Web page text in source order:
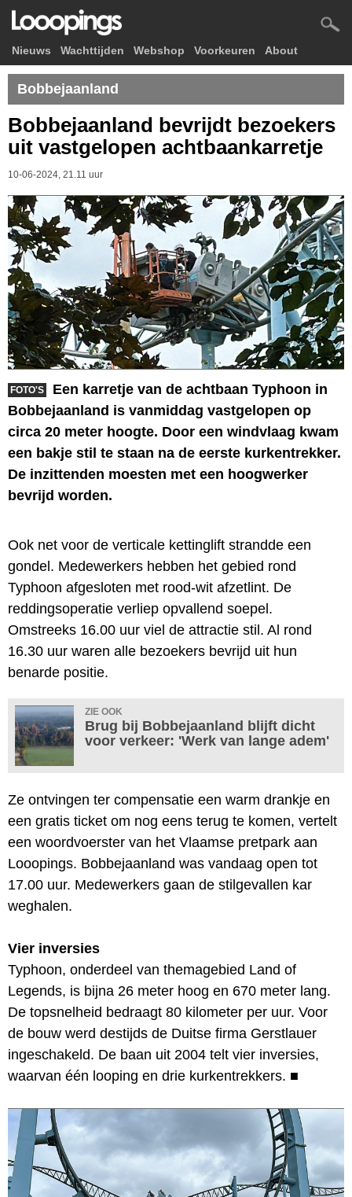
Nieuws Wachttijden Webshop Voorkeuren About
Bobbejaanland
Bobbejaanland bevrijdt bezoekers
uit vastgelopen achtbaankarretje
10-06-2024, 21.11 uur
FOTO'S
Een karretje van de achtbaan Typhoon in
Bobbejaanland is vanmiddag vastgelopen op
circa 20 meter hoogte. Door een windvlaag kwam
een bakje stil te staan na de eerste kurkentrekker.
De inzittenden moesten met een hoogwerker
bevrijd worden.
Ook net voor de verticale kettinglift strandde een
gondel. Medewerkers hebben het gebied rond
Typhoon afgesloten met rood-wit afzetlint. De
reddingsoperatie verliep opvallend soepel.
Omstreeks 16.00 uur viel de attractie stil. Al rond
16.30 uur waren alle bezoekers bevrijd uit hun
benarde positie.
ZIE OOK
Brug bij Bobbejaanland blijft dicht
voor verkeer: 'Werk van lange adem'
Ze ontvingen ter compensatie een warm drankje en
een gratis ticket om nog eens terug te komen, vertelt
een woordvoerster van het Vlaamse pretpark aan
Looopings. Bobbejaanland was vandaag open tot
17.00 uur. Medewerkers gaan de stilgevallen kar
weghalen.
Vier inversies
Typhoon, onderdeel van themagebied Land of
Legends, is bijna 26 meter hoog en 670 meter lang.
De topsnelheid bedraagt 80 kilometer per uur. Voor
de bouw werd destijds de Duitse firma Gerstlauer
ingeschakeld. De baan uit 2004 telt vier inversies,
waarvan één looping en drie kurkentrekkers. ■